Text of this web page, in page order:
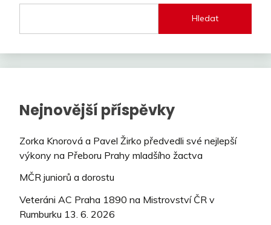
Hledat
Nejnovější příspěvky
Zorka Knorová a Pavel Žirko předvedli své nejlepší
výkony na Přeboru Prahy mladšího žactva
MČR juniorů a dorostu
Veteráni AC Praha 1890 na Mistrovství ČR v
Rumburku 13. 6. 2026